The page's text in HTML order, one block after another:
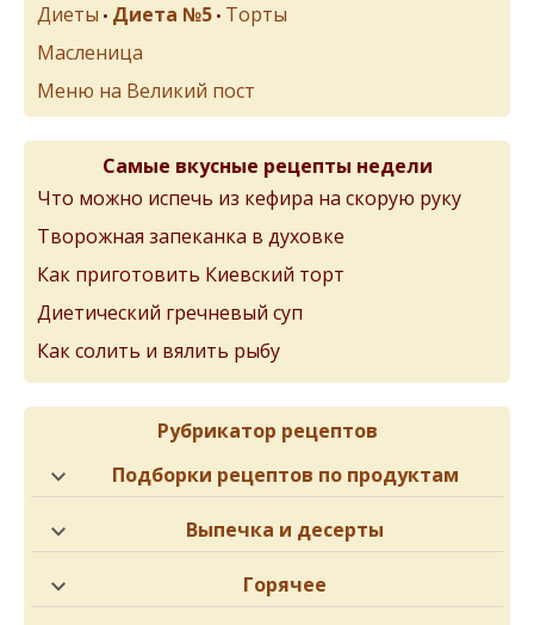
Диеты • Диета №5 • Торты
Масленица
Меню на Великий пост
Самые вкусные рецепты недели
Что можно испечь из кефира на скорую руку
Творожная запеканка в духовке
Как приготовить Киевский торт
Диетический гречневый суп
Как солить и вялить рыбу
Рубрикатор рецептов
Подборки рецептов по продуктам
Выпечка и десерты
Горячее